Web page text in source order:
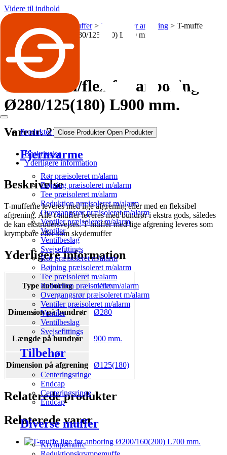
Videre til indhold
Produkter Close Produkter Open Produkter
Fjernvarme
Rør præisoleret m/alarm
Bøjning præisoleret m/alarm
Tee præisoleret m/alarm
Reduktion præisoleret m/alarm
Overgangsrør præisoleret m/alarm
Ventiler præisoleret m/alarm
Ventiler
Ventilbeslag
Svejsefittings
Rør præisoleret m/alarm
Bøjning præisoleret m/alarm
Tee præisoleret m/alarm
Reduktion præisoleret m/alarm
Overgangsrør præisoleret m/alarm
Ventiler præisoleret m/alarm
Ventiler
Ventilbeslag
Svejsefittings
Tilbehør
Centeringsringe
Endcap
Centeringsringe
Endcap
Diverse muffer
Krympemuffe
Diverse muffer T-muffe for anboring
T-muffe
m/flex for anboring Ø280/125(180) L900 mm.
T-muffe m/flex for anboring
Ø280/125(180) L900 mm.
Varenr. 21022801255
Beskrivelse
Yderligere information
Beskrivelse
T-mufferne leveres med lige afgrening eller med en fleksibel
afgrening. Alle t-muffer leveres med bundrør i ekstra gods, således
de kan ekstrudersvejses. T-muffer med lige afgrening leveres som
krympbare eller som skydemuffer
Yderligere information
Type anboring m/flex
Dimension på bundrør Ø280
Længde på bundrør 900 mm.
Dimension på afgrening Ø125(180)
Relaterede produkter
Relaterede varer